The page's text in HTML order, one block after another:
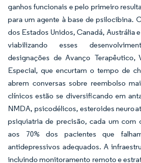
ganhos funcionais e pelo primeiro
para um agente à base de psilocibina.
dos Estados Unidos, Canadá, Austrália
viabilizando esses
designações de Avanço Terapêutico,
Especial, que encurtam o tempo de
abrem conversas sobre reembolso
clínicos estão se diversificando em
NMDA, psicodélicos, esteroides
psiquiatria de precisão, cada um com
aos 70% dos pacientes que
antidepressivos adequados. A
incluindo monitoramento remoto e